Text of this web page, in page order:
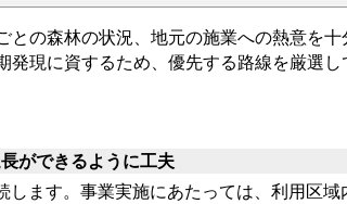
の森林の状況、地元の施業への熱意を十
現に資するため、優先する路線を厳選し
ができるように工夫
ます。事業実施にあたっては、利用区域